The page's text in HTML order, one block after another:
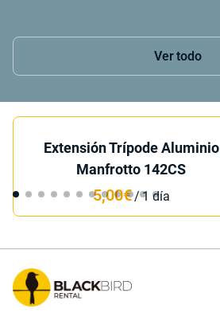
Ver todo
Extensión Trípode Aluminio
Manfrotto 142CS
/